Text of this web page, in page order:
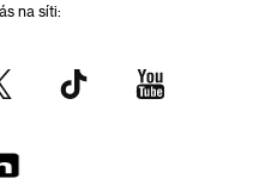
na síti: